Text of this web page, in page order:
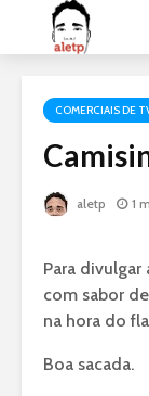
COMERCIAIS DE
aletp 1
Para divulgar
com sabor
na hora do
Boa sacada.